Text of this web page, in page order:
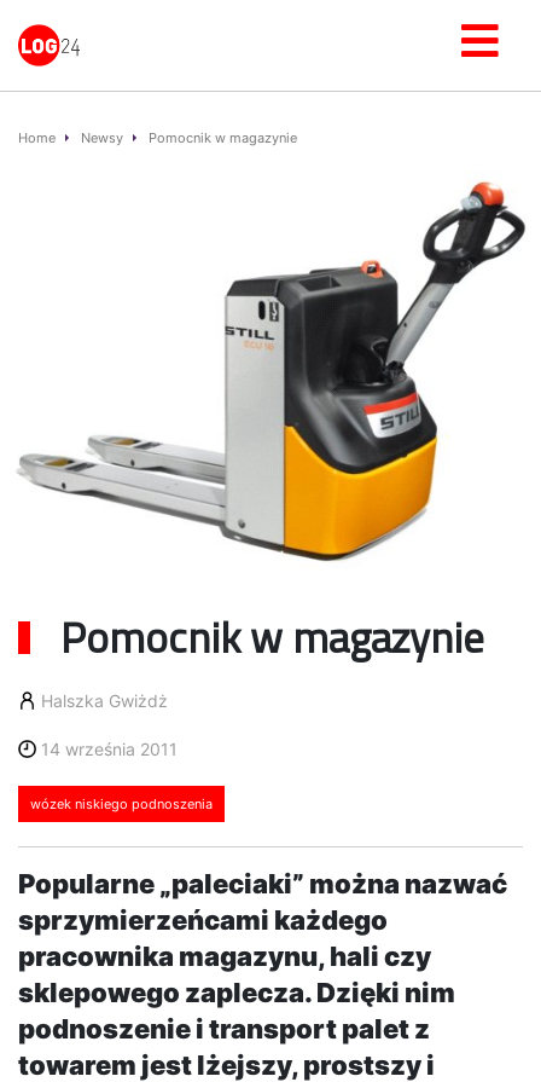
Home Newsy Pomocnik w magazynie
Pomocnik w magazynie
Halszka Gwiżdż
14 września 2011
wózek niskiego podnoszenia
Popularne „paleciaki” można nazwać
sprzymierzeńcami każdego
pracownika magazynu, hali czy
sklepowego zaplecza. Dzięki nim
podnoszenie i transport palet z
towarem jest lżejszy, prostszy i